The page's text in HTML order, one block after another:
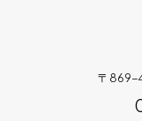
〒869-